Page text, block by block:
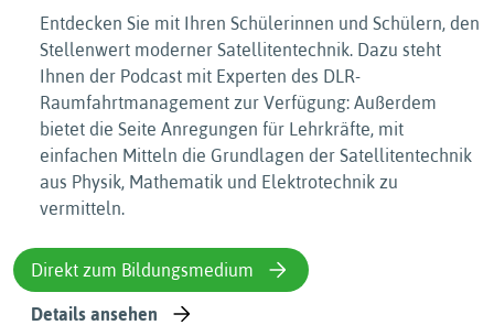
Entdecken Sie mit Ihren Schülerinnen und Schülern, den
Stellenwert moderner Satellitentechnik. Dazu steht
Ihnen der Podcast mit Experten des DLR-
Raumfahrtmanagement zur Verfügung: Außerdem
bietet die Seite Anregungen für Lehrkräfte, mit
einfachen Mitteln die Grundlagen der Satellitentechnik
aus Physik, Mathematik und Elektrotechnik zu
vermitteln.
Direkt zum Bildungsmedium
Details ansehen